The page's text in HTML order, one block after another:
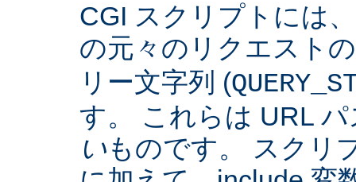
CGI スクリプトには
の元々のリクエスト
リー文字列 (
す。 これらは URL
いものです。 スクリ